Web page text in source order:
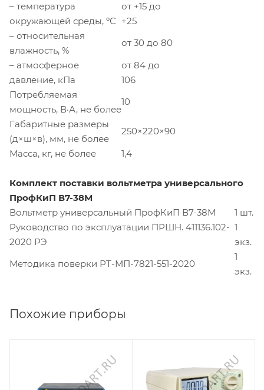
– температура
окружающей среды, ºС
от +15 до
+25
– относительная
влажность, %
от 30 до 80
– атмосферное
давление, кПа
от 84 до
106
Потребляемая
мощность, В·А, не более
10
Габаритные размеры
(д×ш×в), мм, не более
250×220×90
Масса, кг, не более
1,4
Комплект поставки вольтметра универсального
ПрофКиП В7-38М
Вольтметр универсальный ПрофКиП В7-38М
1 шт.
Руководство по эксплуатации ПРШН. 411136.102-
2020 РЭ
1
экз.
Методика поверки РТ-МП-7821-551-2020
1
экз.
Похожие приборы